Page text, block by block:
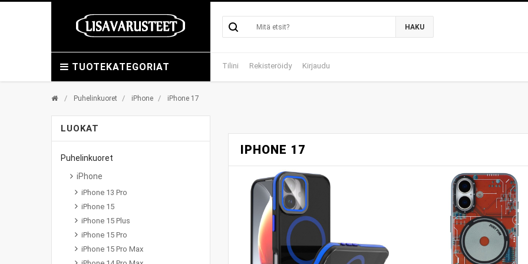
TUOTEKATEGORIAT
HAKU
Tilini Rekisteröidy Kirjaudu
/ Puhelinkuoret / iPhone / iPhone 17
LUOKAT
Puhelinkuoret
iPhone
iPhone 13 Pro
iPhone 15
iPhone 15 Plus
iPhone 15 Pro
iPhone 15 Pro Max
IPHONE 17